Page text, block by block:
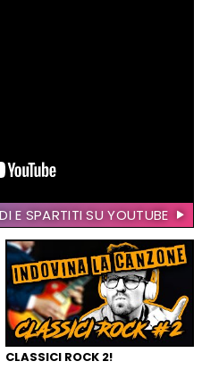
E SPARTITI SU YOUTUBE
CLASSICI ROCK 2!